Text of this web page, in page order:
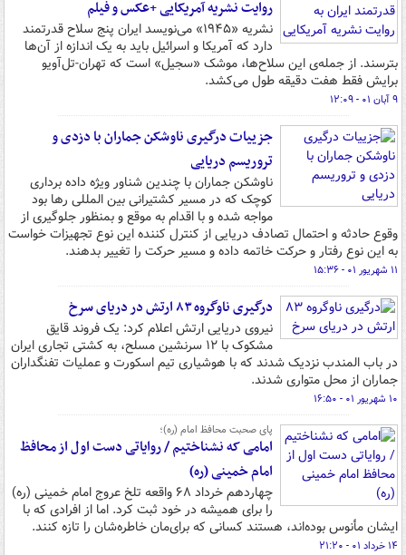
روایت نشریه آمریکایی +عکس و فیلم
نشریه «۱۹۴۵» می‌نویسد ایران پنج سلاح قدرتمند
دارد که آمریکا و اسرائیل باید به یک اندازه از آن‌ها
بترسند. از جمله‌ی این سلاح‌ها، موشک «سجیل» است که تهران-تل‌آویو
برایش فقط هفت دقیقه طول می‌کشد.
۹ آبان ۰۱ - ۱۲:۰۹
جزییات درگیری ناوشکن جماران با دزدی و
تروریسم دریایی
ناوشکن جماران با چندین شناور ویژه داده برداری
کوچک که در مسیر کشتیرانی بین المللی رها بود
مواجه شده و با اقدام به موقع و بمنظور جلوگیری از
وقوع حادثه و احتمال تصادف دریایی از کنترل کننده این نوع تجهیزات خواست
به این نوع رفتار و حرکت خاتمه داده و مسیر حرکت را تغییر بدهند.
۱۱ شهریور ۰۱ - ۱۵:۳۶
درگیری ناوگروه ۸۳ ارتش در دریای سرخ
نیروی دریایی ارتش اعلام کرد: یک فروند قایق
مشکوک با ۱۲ سرنشین مسلح، به کشتی تجاری ایران
در باب المندب نزدیک شدند که با هوشیاری تیم اسکورت و عملیات تفنگداران
جماران از محل متواری شدند.
۱۰ شهریور ۰۱ - ۱۶:۵۰
پای صحبت محافظ امام (ره)؛
امامی که نشناختیم / روایاتی دست اول از محافظ
امام خمینی (ره)
چهاردهم خرداد ۶۸ واقعه تلخ عروج امام خمینی (ره)
را برای همیشه در خود ثبت کرد. اما از افرادی که با
ایشان مأنوس بوده‌اند، هستند کسانی که برای‌مان خاطره‌شان را تازه کنند.
۱۴ خرداد ۰۱ - ۲۱:۲۰